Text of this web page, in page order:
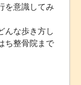
を意識してみ
んな歩き方し
ち整骨院まで